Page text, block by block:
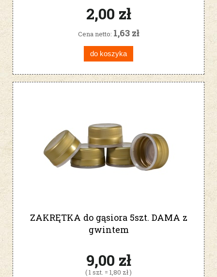
2,00 zł
Cena netto: 1,63 zł
do koszyka
ZAKRĘTKA do gąsiora 5szt. DAMA z
gwintem
9,00 zł
( 1 szt. = 1,80 zł )